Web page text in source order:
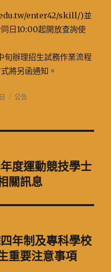
enter42/skill/)並
日10:00起開放查詢使
旬辦理招生試務作業流程
將另函通知。
分
公告
度運動競技學士
關訊息
年制及專科學校
重要注意事項